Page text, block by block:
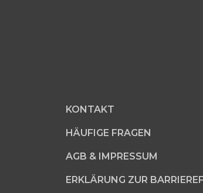
KONTAKT
HÄUFIGE FRAGEN
AGB & IMPRESSUM
ERKLÄRUNG ZUR